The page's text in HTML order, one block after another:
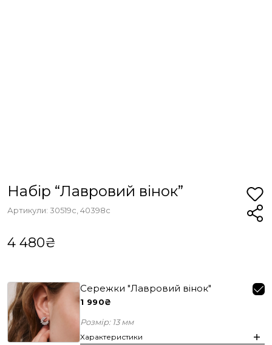
Набір “Лавровий вінок”
Артикули: 30519с, 40398с
4 480₴
Сережки "Лавровий вінок"
1 990₴
Розмір: 13 мм
Характеристики